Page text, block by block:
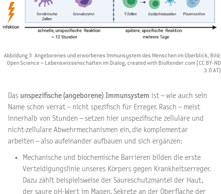
Abbildung 3: Angeborenes und erworbenes Immunsystem des Menschen im Überblick, Bild:
Open Science – Lebenswissenschaften im Dialog, created with BioRender.com (CC BY-ND
3.0 AT)
Das unspezifische (angeborene) Immunsystem ist – wie auch sein
Name schon verrät – nicht spezifisch für Erreger. Rasch – meist
innerhalb von Stunden – setzen hier unspezifische zelluläre und
nicht-zelluläre Abwehrmechanismen ein, die komplementär
arbeiten – also aufeinander aufbauen und sich ergänzen:
Mechanische und biochemische Barrieren bilden die erste
Verteidigungslinie unseres Körpers gegen Krankheitserreger.
Dazu zählt beispielsweise der Säureschutzmantel der Haut,
der saure pH-Wert im Magen, Sekrete an der Oberfläche der